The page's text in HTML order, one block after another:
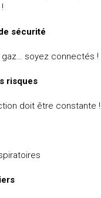
sécurité
soyez connectés !
risques
doit être constante !